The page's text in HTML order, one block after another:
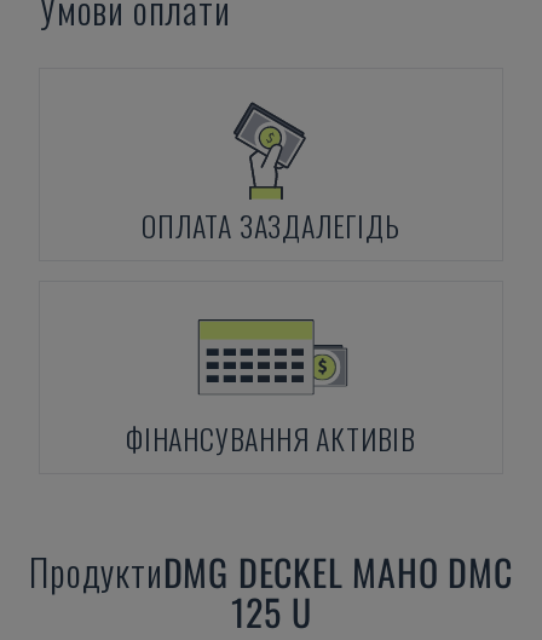
ОПЛАТА ЗАЗДАЛЕГІДЬ
ФІНАНСУВАННЯ АКТИВІВ
ПродуктиDMG DECKEL MAHO DMC
125 U